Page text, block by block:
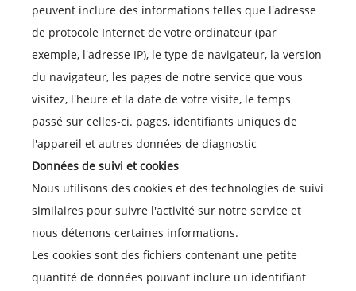
peuvent inclure des informations telles que l'adresse
de protocole Internet de votre ordinateur (par
exemple, l'adresse IP), le type de navigateur, la version
du navigateur, les pages de notre service que vous
visitez, l'heure et la date de votre visite, le temps
passé sur celles-ci. pages, identifiants uniques de
l'appareil et autres données de diagnostic
Données de suivi et cookies
Nous utilisons des cookies et des technologies de suivi
similaires pour suivre l'activité sur notre service et
nous détenons certaines informations.
Les cookies sont des fichiers contenant une petite
quantité de données pouvant inclure un identifiant